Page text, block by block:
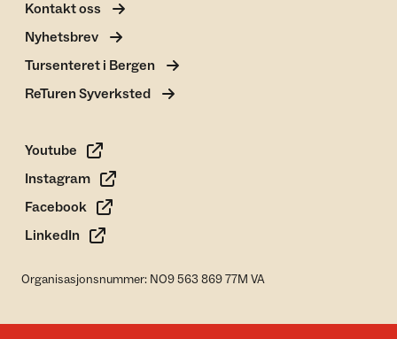
Kontakt oss
Nyhetsbrev
Tursenteret i Bergen
ReTuren Syverksted
Youtube
Instagram
Facebook
LinkedIn
Organisasjonsnummer: NO9 563 869 77M VA